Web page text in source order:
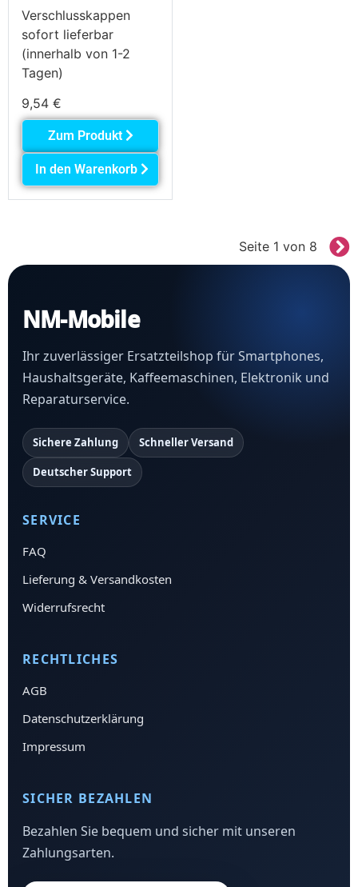
Verschlusskappen
sofort lieferbar
(innerhalb von 1-2
Tagen)
9,54 €
Zum Produkt
In den Warenkorb
Seite 1 von 8
NM-Mobile
Ihr zuverlässiger Ersatzteilshop für Smartphones,
Haushaltsgeräte, Kaffeemaschinen, Elektronik und
Reparaturservice.
Sichere Zahlung Schneller Versand
Deutscher Support
SERVICE
FAQ
Lieferung & Versandkosten
Widerrufsrecht
RECHTLICHES
AGB
Datenschutzerklärung
Impressum
SICHER BEZAHLEN
Bezahlen Sie bequem und sicher mit unseren
Zahlungsarten.